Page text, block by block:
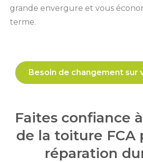
grande envergure et vous
terme.
Besoin de changement sur
Faites confiance
de la toiture FCA
réparation